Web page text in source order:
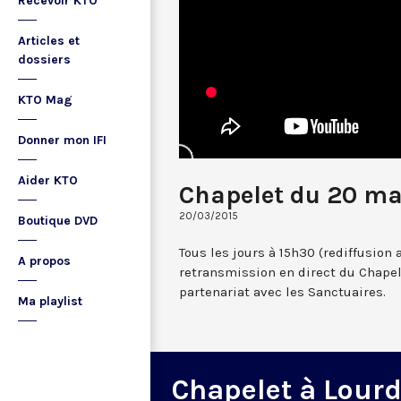
Articles et
dossiers
KTO Mag
Donner mon IFI
Aider KTO
Boutique DVD
A propos
Ma playlist
Chapelet du 20
20/03/2015
Tous les jours à 15h30 (rediffusion
retransmission en direct du
partenariat avec les Sanctuaires.
Chapelet à